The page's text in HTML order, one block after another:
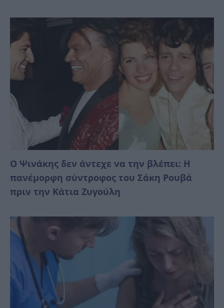
Ο Ψινάκης δεν άντεχε να την βλέπει: Η
πανέμορφη σύντροφος του Σάκη Ρουβά
πριν την Κάτια Ζυγούλη